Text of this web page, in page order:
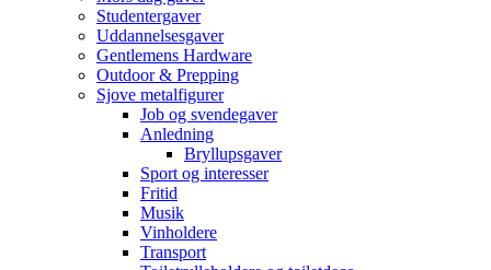
Studentergaver
Uddannelsesgaver
Gentlemens Hardware
Outdoor & Prepping
Sjove metalfigurer
Job og svendegaver
Anledning
Bryllupsgaver
Sport og interesser
Fritid
Musik
Vinholdere
Transport